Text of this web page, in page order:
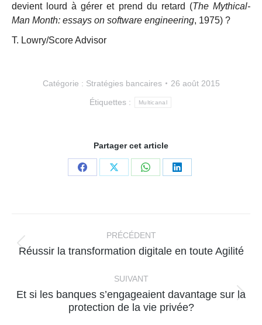
devient lourd à gérer et prend du retard (The Mythical-
Man Month: essays on software engineering, 1975) ?
T. Lowry/Score Advisor
Catégorie : Stratégies bancaires 26 août 2015
Étiquettes : Multicanal
Partager cet article
PartagerPartagerPartagerPartager
article
PRÉCÉDENT
Article
:
Réussir la transformation digitale en toute Agilité
SUIVANT
Article
suivant
Et si les banques s’engageaient davantage sur la
protection de la vie privée?